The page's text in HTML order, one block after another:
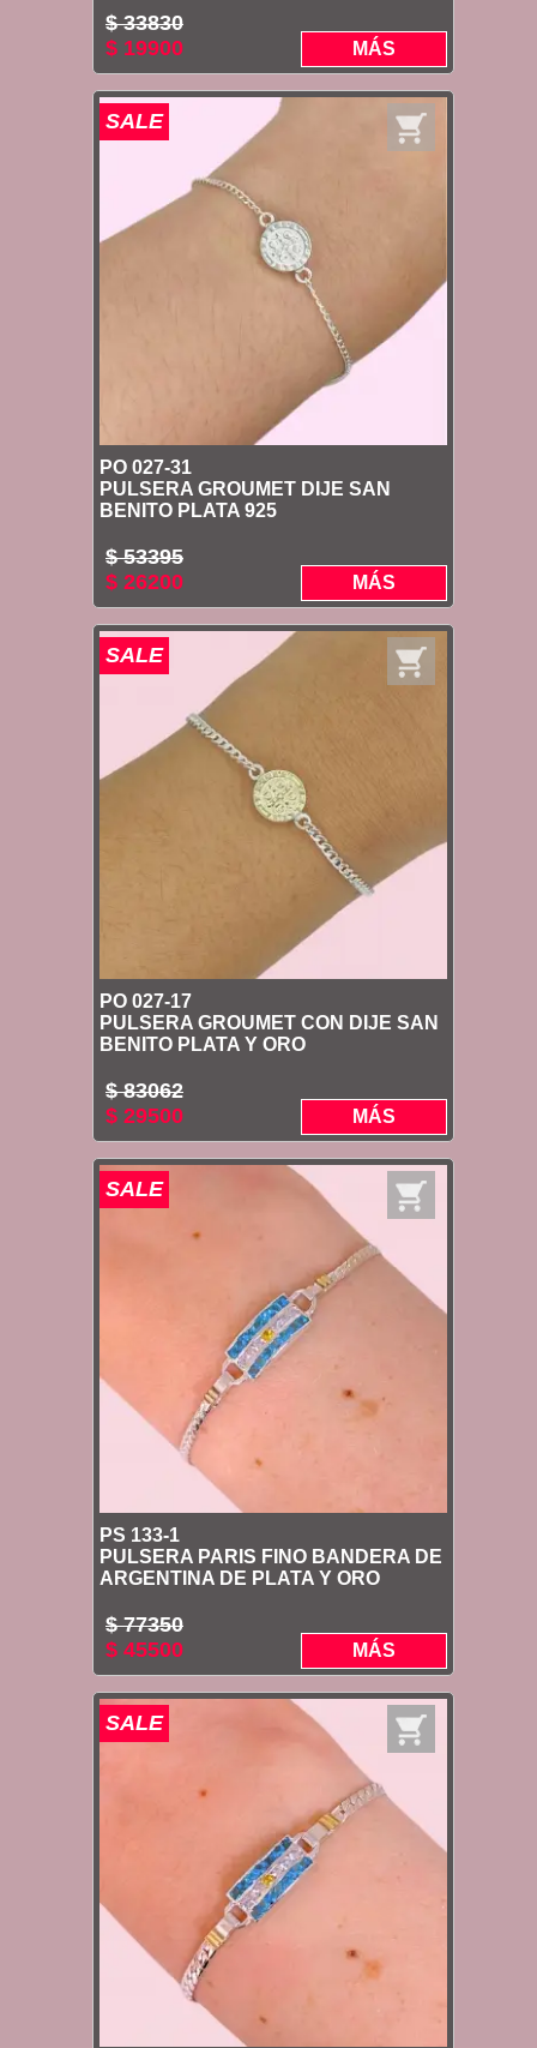
$ 33830
$ 19900
MÁS
SALE
PO 027-31
PULSERA GROUMET DIJE SAN
BENITO PLATA 925
$ 53395
$ 26200
MÁS
SALE
PO 027-17
PULSERA GROUMET CON DIJE SAN
BENITO PLATA Y ORO
$ 83062
$ 29500
MÁS
SALE
PS 133-1
PULSERA PARIS FINO BANDERA DE
ARGENTINA DE PLATA Y ORO
$ 77350
$ 45500
MÁS
SALE